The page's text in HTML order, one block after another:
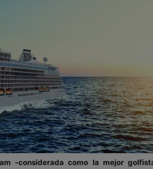
-considerada como la mejor